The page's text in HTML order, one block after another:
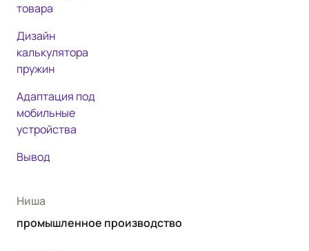
товара
Дизайн
калькулятора
пружин
Адаптация под
мобильные
устройства
Вывод
Ниша
промышленное производство